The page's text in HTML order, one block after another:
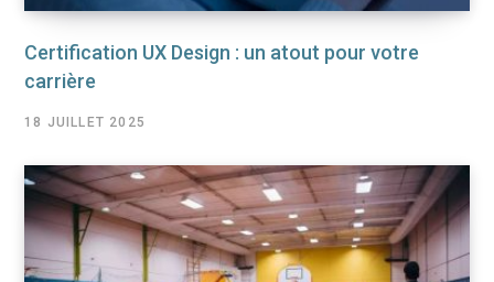
Certification UX Design : un atout pour votre
carrière
18 JUILLET 2025